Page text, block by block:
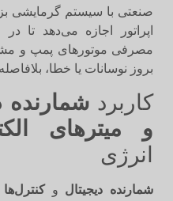
صنعتی با سیستم گرمایشی
اپراتور اجازه می‌دهد تا
مصرفی موتورهای پمپ و
بروز نوسانات یا خطا،
کاربردشمارنده
و میترهای
انرژی
شمارنده دیجیتالوکنترل‌ها